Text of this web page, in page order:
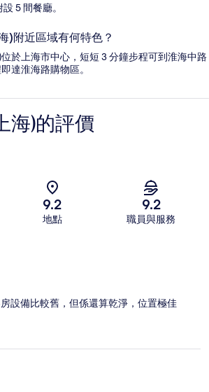
5 間餐廳。
)附近區域有何特色？
於上海市中心，短短 3 分鐘步程可到淮海中路
達淮海路購物區。
海)的評價
9.2
地點
9.2
職員與服務
設備比較舊，但係還算乾淨，位置極佳